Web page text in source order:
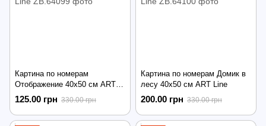
Картина по номерам
Отображение 40х50 см ART
Line
125.00 грн 330.00 грн
Картина по номерам Домик в
лесу 40х50 см ART Line
200.00 грн 330.00 грн